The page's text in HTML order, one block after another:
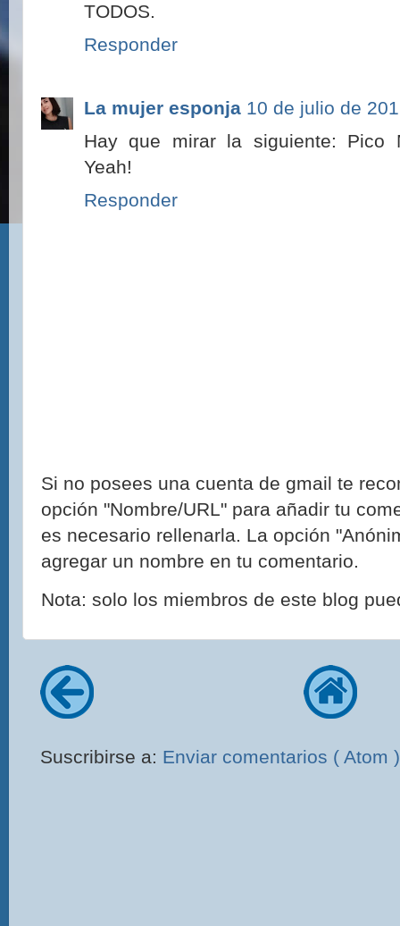
TODOS.
Responder
La mujer esponja 10 de julio de
Hay que mirar la siguiente: Pico
Yeah!
Responder
Si no posees una cuenta de gmail te
opción "Nombre/URL" para añadir tu
es necesario rellenarla. La opción
agregar un nombre en tu comentario.
Nota: solo los miembros de este blog
Suscribirse a: Enviar comentarios ( Atom )